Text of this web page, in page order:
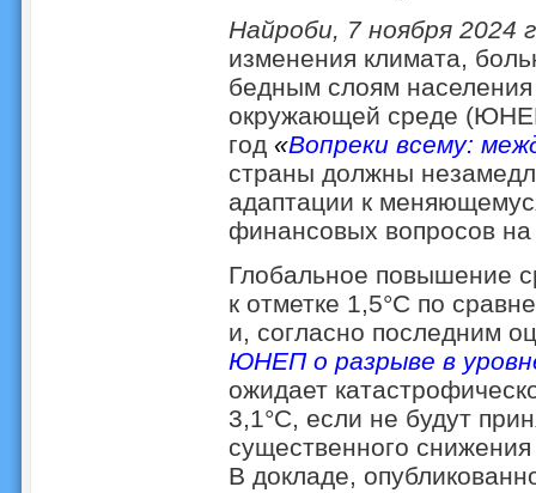
Найроби, 7 ноября 2024
изменения климата,
бедным слоям
окружающей среде
год «Вопреки всему:
страны должны
адаптации к
финансовых вопросов
Глобальное повышение
к отметке 1,5°C по
и, согласно последним
ЮНЕП о разрыве в
ожидает
3,1°C, если не будут
существенного
В докладе,